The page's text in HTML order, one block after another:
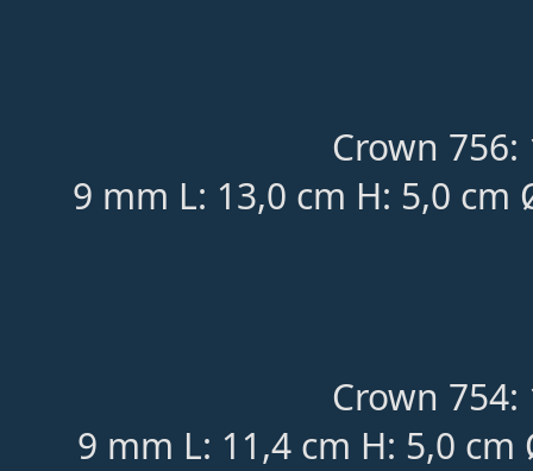
Crown 756:
9 mm L: 13,0 cm H: 5,0
Crown 754:
9 mm L: 11,4 cm H: 5,0